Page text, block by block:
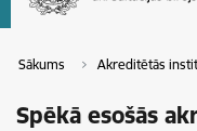
Sākums Akreditētās
Spēkā esošās